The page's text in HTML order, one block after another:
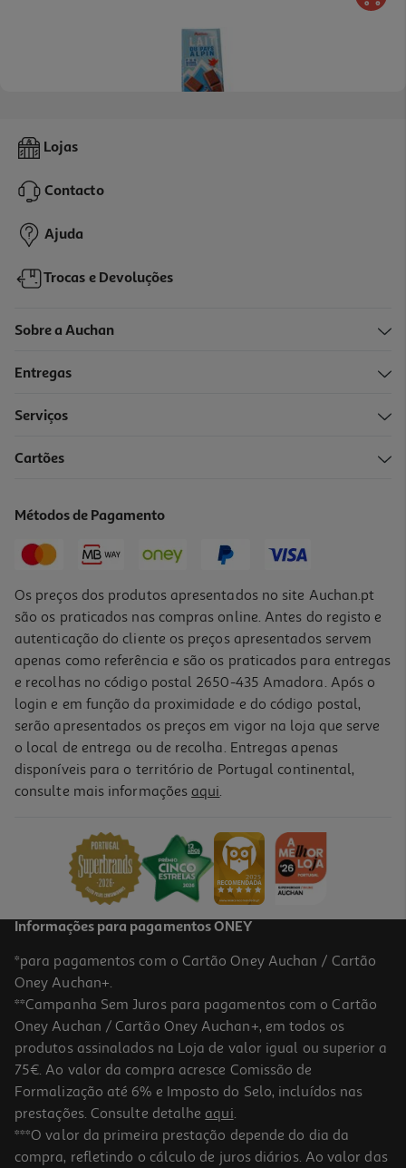
Chocolate De Leite Auchan Cultivamos O Bom Dos Alpes 100g
0,95 €
Chocolate De Leite Auchan C/amêndoas Passas De Uvas E Avelãs
4.8
Chocolate Leite Auchan Cultivamos O Bom Com Amêndoas
Caramelizadas 180g
14.94 €/Kg
Lojas
Contacto
Ajuda
Trocas e Devoluções
Sobre a Auchan
Entregas
Serviços
Cartões
Métodos de Pagamento
Os preços dos produtos apresentados no site Auchan.pt
são os praticados nas compras online. Antes do registo e
autenticação do cliente os preços apresentados servem
apenas como referência e são os praticados para entregas
e recolhas no código postal 2650-435 Amadora. Após o
login e em função da proximidade e do código postal,
serão apresentados os preços em vigor na loja que serve
o local de entrega ou de recolha. Entregas apenas
disponíveis para o território de Portugal continental,
consulte mais informações aqui.
Informações para pagamentos ONEY
*para pagamentos com o Cartão Oney Auchan / Cartão
Oney Auchan+.
**Campanha Sem Juros para pagamentos com o Cartão
Oney Auchan / Cartão Oney Auchan+, em todos os
produtos assinalados na Loja de valor igual ou superior a
75€. Ao valor da compra acresce Comissão de
Formalização até 6% e Imposto do Selo, incluídos nas
prestações. Consulte detalhe aqui.
***O valor da primeira prestação depende do dia da
compra, refletindo o cálculo de juros diários. Ao valor das